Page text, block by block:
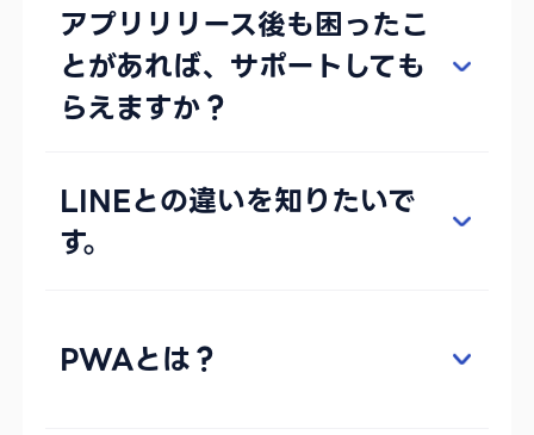
アプリリリース後も困ったこ
とがあれば、サポートしても
らえますか？
LINEとの違いを知りたいで
す。
PWAとは？